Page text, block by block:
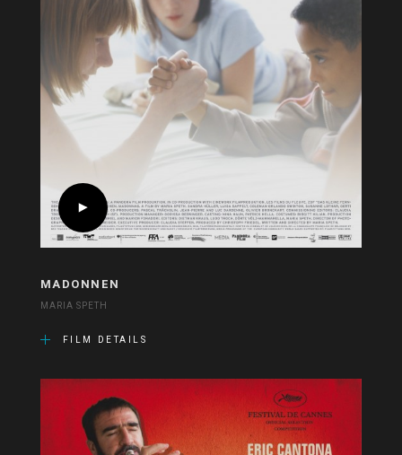
MADONNEN
MARIA SPETH
FILM DETAILS